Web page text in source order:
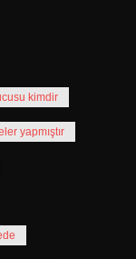
kimdir
yapmıştır